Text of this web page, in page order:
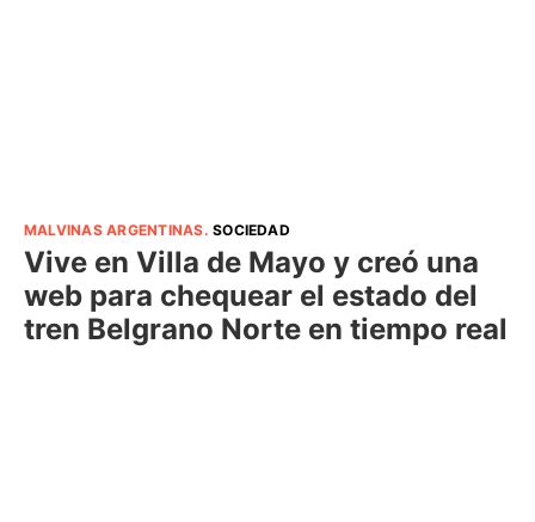
MALVINAS ARGENTINAS.SOCIEDAD
Vive en Villa de Mayo y creó una
web para chequear el estado del
tren Belgrano Norte en tiempo real